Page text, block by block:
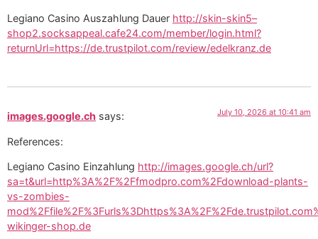
Legiano Casino Auszahlung Dauer http://skin-skin5–
shop2.socksappeal.cafe24.com/member/login.html?
returnUrl=https://de.trustpilot.com/review/edelkranz.de
images.google.ch says: July 10, 2026 at 10:41 am
References:
Legiano Casino Einzahlung http://images.google.ch/url?
sa=t&url=http%3A%2F%2Ffmodpro.com%2Fdownload-plants-
vs-zombies-
wikinger-shop.de